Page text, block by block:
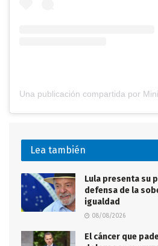
Lea también
Lula presenta su
defensa de la
igualdad
08/08/2026
El cáncer que